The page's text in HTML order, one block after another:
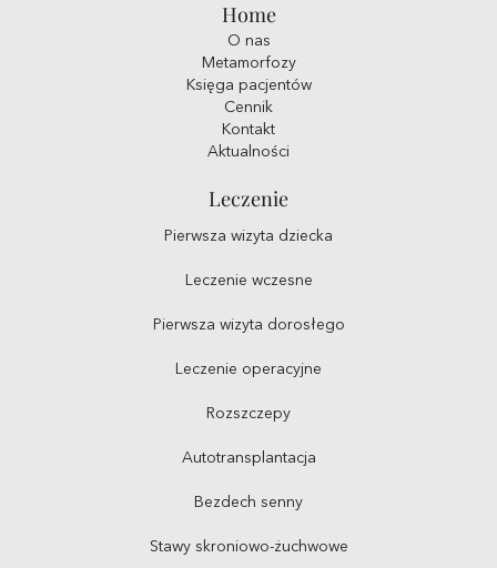
Home
O nas
Metamorfozy
Księga pacjentów
Cennik
Kontakt
Aktualności
Leczenie
Pierwsza wizyta dziecka
Leczenie wczesne
Pierwsza wizyta dorosłego
Leczenie operacyjne
Rozszczepy
Autotransplantacja
Bezdech senny
Stawy skroniowo-żuchwowe